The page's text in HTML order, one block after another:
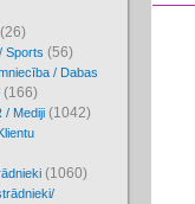
(26)
Sports (56)
/ Dabas
(166)
/ Mediji (1042)
(1060)